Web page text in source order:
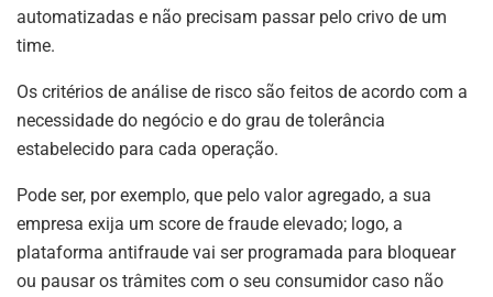
automatizadas e não precisam passar pelo crivo de um
time.
Os critérios de análise de risco são feitos de acordo com a
necessidade do negócio e do grau de tolerância
estabelecido para cada operação.
Pode ser, por exemplo, que pelo valor agregado, a sua
empresa exija um score de fraude elevado; logo, a
plataforma antifraude vai ser programada para bloquear
ou pausar os trâmites com o seu consumidor caso não